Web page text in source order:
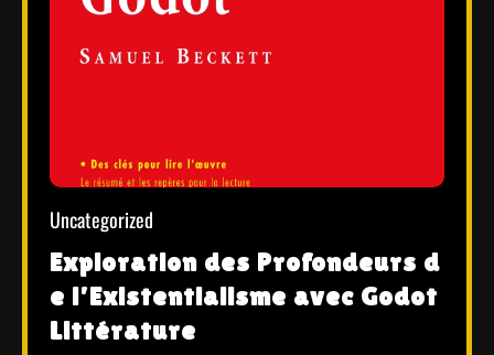
Uncategorized
Exploration des Profondeurs d
e l’Existentialisme avec Godot
Littérature